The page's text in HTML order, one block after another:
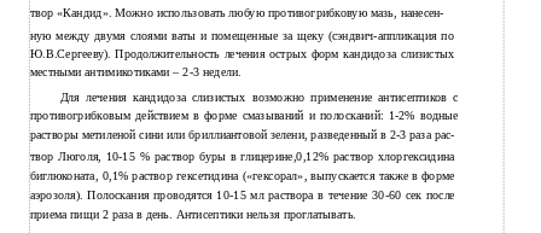
твор «Кандид». Можно использовать любую противогрибковую мазь, нанесен-
ную между двумя слоями ваты и помещенные за щеку (сэндвич-аппликация по
Ю.В.Сергееву). Продолжительность лечения острых форм кандидоза слизистых
местными антимикотиками – 2-3 недели.
Для лечения кандидоза слизистых возможно применение антисептиков с
противогрибковым действием в форме смазываний и полосканий: 1-2% водные
растворы метиленой сини или бриллиантовой зелени, разведенный в 2-3 раза рас-
твор Люголя, 10-15 % раствор буры в глицерине,0,12% раствор хлоргексидина
биглюконата, 0,1% раствор гексетидина («гексорал», выпускается также в форме
аэрозоля). Полоскания проводятся 10-15 мл раствора в течение 30-60 сек после
приема пищи 2 раза в день. Антисептики нельзя проглатывать.